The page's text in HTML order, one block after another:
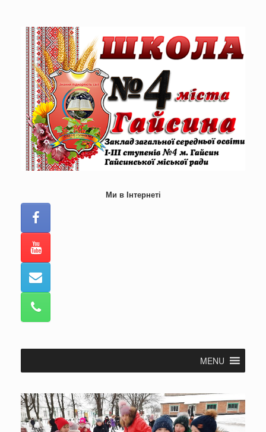
Ми в Інтернеті
MENU